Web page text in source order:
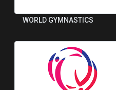
WORLD GYMNASTICS